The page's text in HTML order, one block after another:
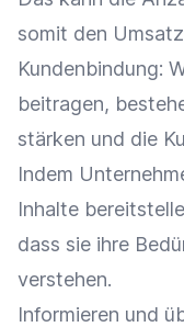
somit den Umsatz
Kundenbindung:
beitragen,
stärken und die
Indem
Inhalte
dass sie ihre
verstehen.
Informieren und